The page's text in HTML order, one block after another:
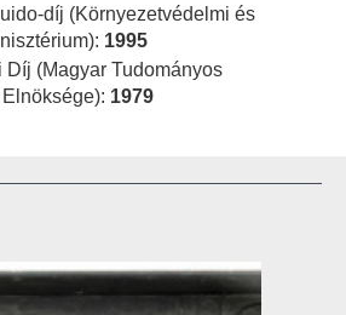
díj (Környezetvédelmi és
1995
Díj (Magyar Tudományos
1979